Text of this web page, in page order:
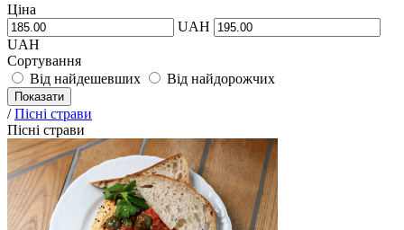
Ціна
UAH
UAH
Сортування
Від найдешевших
Від найдорожчих
Показати
/ Пісні страви
Пісні страви